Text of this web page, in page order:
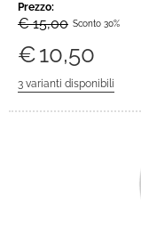
Prezzo:
€ 15,00 Sconto 30%
€10,50